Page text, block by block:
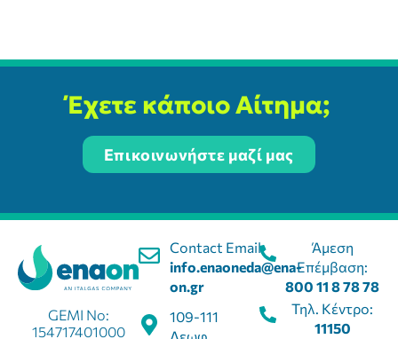
Έχετε κάποιο Αίτημα;
Επικοινωνήστε μαζί μας
Contact Email:
info.enaoneda@ena-
on.gr
109-111
GEMI No:
154717401000
Άμεση
Επέμβαση:
800 11 8 78 78
Τηλ. Κέντρο:
11150